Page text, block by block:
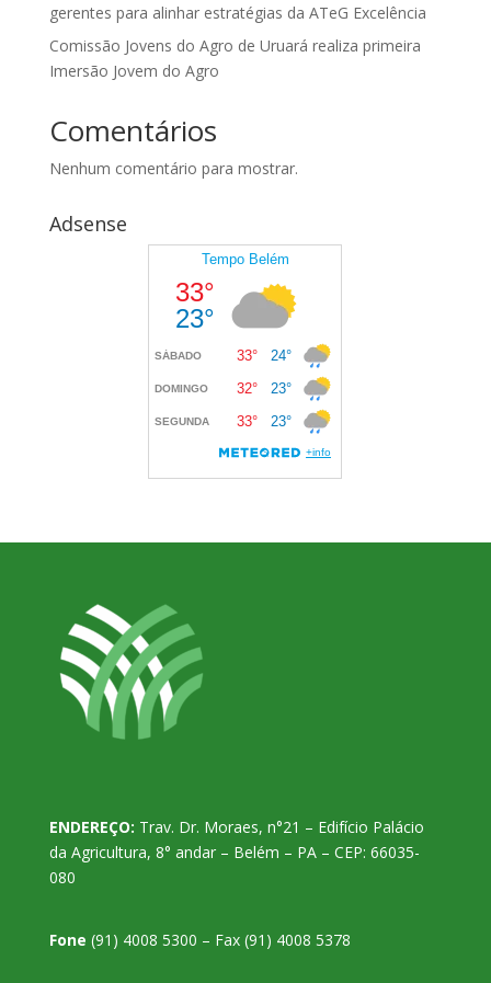
gerentes para alinhar estratégias da ATeG Excelência
Comissão Jovens do Agro de Uruará realiza primeira
Imersão Jovem do Agro
Comentários
Nenhum comentário para mostrar.
Adsense
ENDEREÇO: Trav. Dr. Moraes, n°21 – Edifício Palácio
da Agricultura, 8° andar – Belém – PA – CEP: 66035-
080
Fone (91) 4008 5300 – Fax (91) 4008 5378